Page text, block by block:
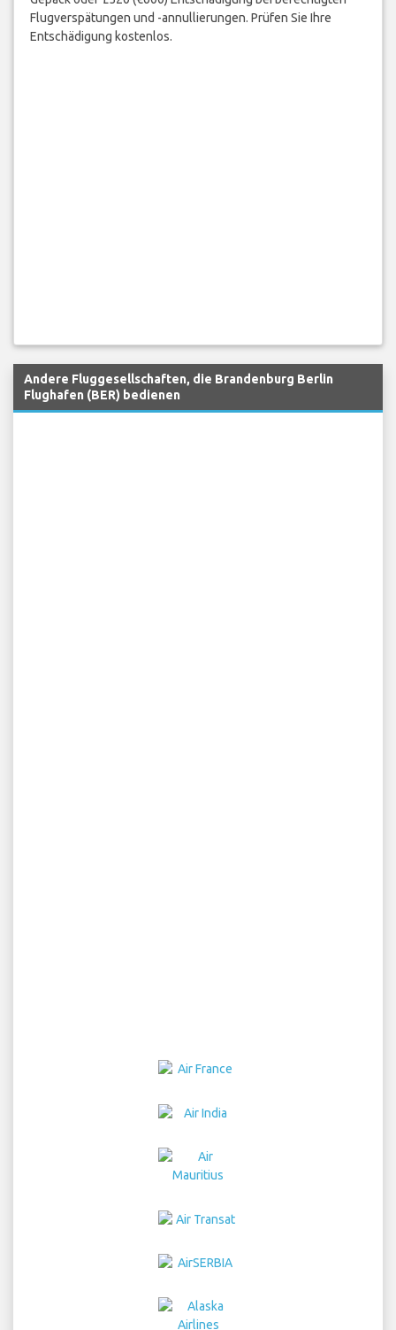
Flugverspätungen und -annullierungen. Prüfen Sie Ihre
Entschädigung kostenlos.
Andere Fluggesellschaften, die Brandenburg Berlin
Flughafen (BER) bedienen